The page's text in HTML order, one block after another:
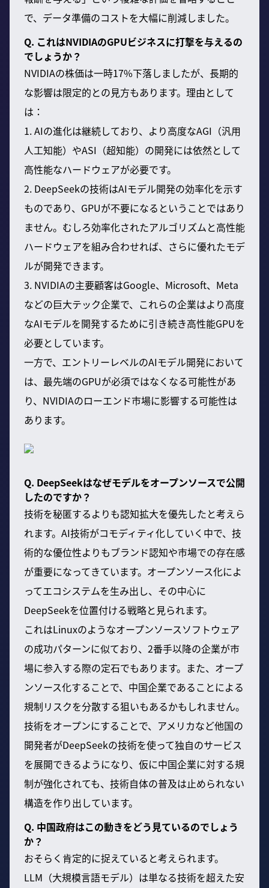
で、データ準備のコストを大幅に削減しました。
Q. これはNVIDIAのGPUビジネスに打撃を与えるの
でしょうか？
NVIDIAの株価は一時17%下落しましたが、長期的
な影響は限定的との見方もあります。理由として
は：
1. AIの進化は継続しており、より高度なAGI（汎用
人工知能）やASI（超知能）の開発には依然として
高性能なハードウェアが必要です。
2. DeepSeekの技術はAIモデル開発の効率化を示す
ものであり、GPUが不要になるということではあり
ません。むしろ効率化されたアルゴリズムと高性能
ハードウェアを組み合わせれば、さらに優れたモデ
ルが開発できます。
3. NVIDIAの主要顧客はGoogle、Microsoft、Meta
などの巨大テック企業で、これらの企業はより高度
なAIモデルを開発するために引き続き高性能GPUを
必要としています。
一方で、エントリーレベルのAIモデル開発において
は、最先端のGPUが必須ではなくなる可能性があ
り、NVIDIAのローエンド市場に影響する可能性は
あります。
Q. DeepSeekはなぜモデルをオープンソースで公開
したのですか？
技術を秘匿するよりも認知拡大を優先したと考えら
れます。AI技術がコモディティ化していく中で、技
術的な優位性よりもブランド認知や市場での存在感
が重要になってきています。オープンソース化によ
ってエコシステムを生み出し、その中心に
DeepSeekを位置付ける戦略と見られます。
これはLinuxのようなオープンソースソフトウェア
の成功パターンに似ており、2番手以降の企業が市
場に参入する際の定石でもあります。また、オープ
ンソース化することで、中国企業であることによる
規制リスクを分散する狙いもあるかもしれません。
技術をオープンにすることで、アメリカなど他国の
開発者がDeepSeekの技術を使って独自のサービス
を展開できるようになり、仮に中国企業に対する規
制が強化されても、技術自体の普及は止められない
構造を作り出しています。
Q. 中国政府はこの動きをどう見ているのでしょう
か？
おそらく肯定的に捉えていると考えられます。
LLM（大規模言語モデル）は単なる技術を超えた安